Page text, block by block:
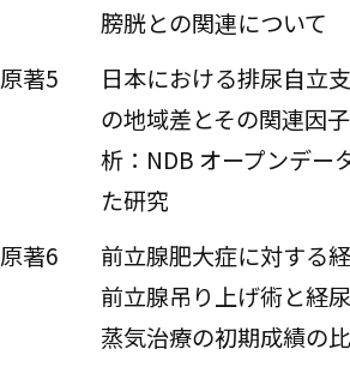
膀胱との関連について
原著5
日本における排尿自立
の地域差とその関連因
析：NDB オープンデー
た研究
原著6
前立腺肥大症に対する
前立腺吊り上げ術と経
蒸気治療の初期成績の